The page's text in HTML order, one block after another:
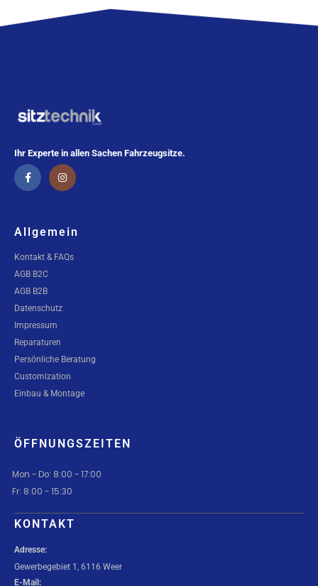
Ihr Experte in allen Sachen Fahrzeugsitze.
Allgemein
Kontakt & FAQs
AGB B2C
AGB B2B
Datenschutz
Impressum
Reparaturen
Persönliche Beratung
Customization
Einbau & Montage
ÖFFNUNGSZEITEN
Mon - Do: 8:00 - 17:00
Fr: 8:00 - 15:30
KONTAKT
Adresse:
Gewerbegebiet 1, 6116 Weer
E-Mail: